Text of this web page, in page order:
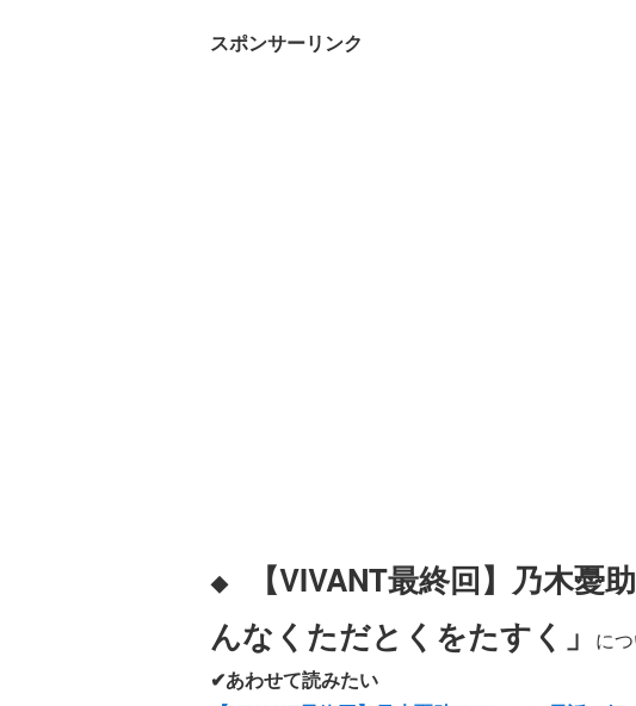
スポンサーリンク
◆
【VIVANT最終回】乃木
んなくただとくをたすく」
に
✔あわせて読みたい